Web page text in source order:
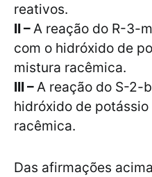
reativos.
II –A reação do R-3-
com o hidróxido de
mistura racêmica.
III –A reação do S-2-
hidróxido de
racêmica.
Das afirmações